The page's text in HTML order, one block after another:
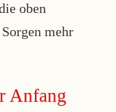
oben
mehr
Anfang